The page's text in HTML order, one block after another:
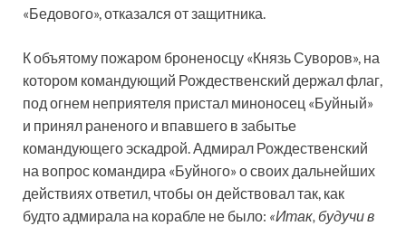
«Бедового», отказался от защитника.
К объятому пожаром броненосцу «Князь Суворов», на
котором командующий Рождественский держал флаг,
под огнем неприятеля пристал миноносец «Буйный»
и принял раненого и впавшего в забытье
командующего эскадрой. Адмирал Рождественский
на вопрос командира «Буйного» о своих дальнейших
действиях ответил, чтобы он действовал так, как
будто адмирала на корабле не было: «Итак, будучи в